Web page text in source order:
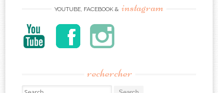
YOUTUBE, FACEBOOK & instagram
rechercher
Search